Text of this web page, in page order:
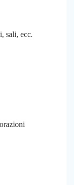
sali, ecc.